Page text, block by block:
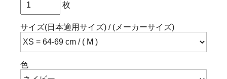
枚
サイズ(日本適用サイズ) / (メーカーサイズ)
色